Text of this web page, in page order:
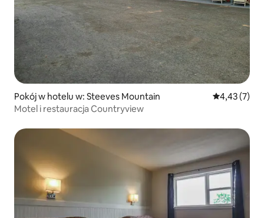
Pokój w hotelu w: Steeves Mountain Średnia
4,43 (7)
Motel i restauracja Countryview